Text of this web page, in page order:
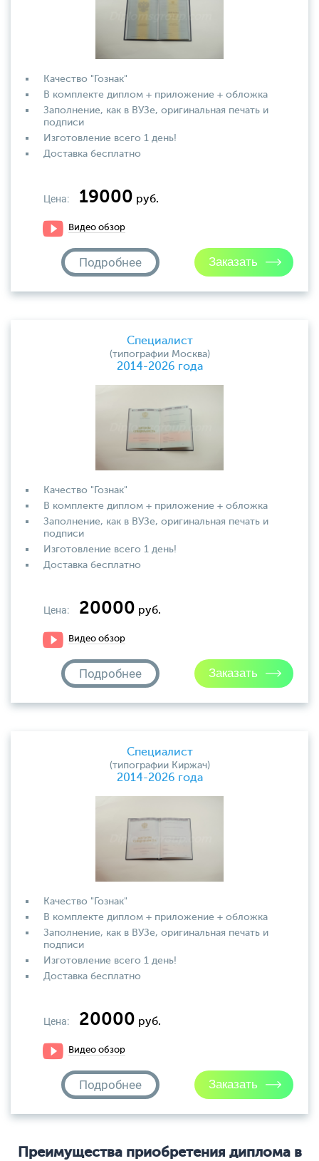
Качество "Гознак"
В комплекте диплом + приложение + обложка
Заполнение, как в ВУЗе, оригинальная печать и
подписи
Изготовление всего 1 день!
Доставка бесплатно
Цена: 19000 руб.
Видео обзор
Подробнее
Специалист
(типографии Москва)
2014-2026 года
Качество "Гознак"
В комплекте диплом + приложение + обложка
Заполнение, как в ВУЗе, оригинальная печать и
подписи
Изготовление всего 1 день!
Доставка бесплатно
Цена: 20000 руб.
Видео обзор
Подробнее
Специалист
(типографии Киржач)
2014-2026 года
Качество "Гознак"
В комплекте диплом + приложение + обложка
Заполнение, как в ВУЗе, оригинальная печать и
подписи
Изготовление всего 1 день!
Доставка бесплатно
Цена: 20000 руб.
Видео обзор
Подробнее
Преимущества приобретения диплома в